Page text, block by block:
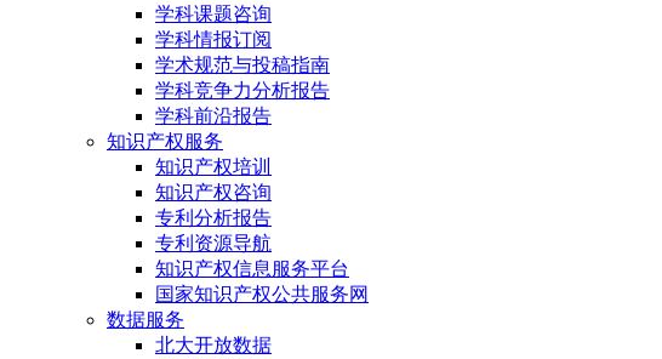
学科课题咨询
学科情报订阅
学术规范与投稿指南
学科竞争力分析报告
学科前沿报告
知识产权服务
知识产权培训
知识产权咨询
专利分析报告
专利资源导航
知识产权信息服务平台
国家知识产权公共服务网
数据服务
北大开放数据